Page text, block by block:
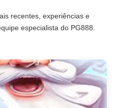
recentes, experiências e
especialista do PG888.